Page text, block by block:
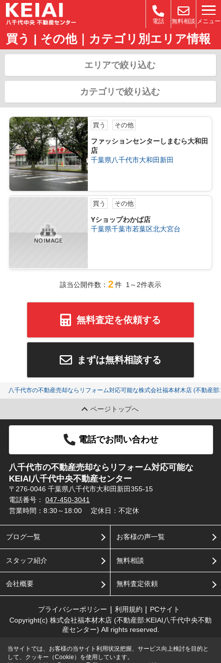
電話 無料相談 メニュー
買う | その他｜カテゴリ別エリア情報
エリアで絞り込む
カテゴリで絞り込む
買う その他
ファッションセンターしまむら大和田
店
千葉県八千代市大和田新田
買う その他
Yショップわかば店
千葉県千葉市若葉区北大宮台
該当公開件数： 2件 1～2件表示
無料査定を依頼する
まずは無料相談する
八千代市の不動産売却ならリフォーム対応可能な株式会社福本材木店 (不動産
ページトップへ
電話でお問い合わせ
八千代市の不動産売却ならリフォーム対応可能な
KEIAI八千代中央不動産センター
〒276-0046 千葉県八千代市大和田新田355-15
電話番号： 047-450-3041
営業時間：8:30～18:00
定休日：不定休
ブログ一覧
スタッフ紹介
会社概要
お客様の声一覧
無料相談
無料査定依頼
プライバシーポリシー 利用規約
PCサイト
Copyright(c) 株式会社福本材木店 (不動産部:KEIAI八千代中央不動
産センター) All rights reserved.
当サイトでは、お客様の当サイト利用状況把握、サービス向上検討を目的と
して、クッキー（Cookie）を使用しています。